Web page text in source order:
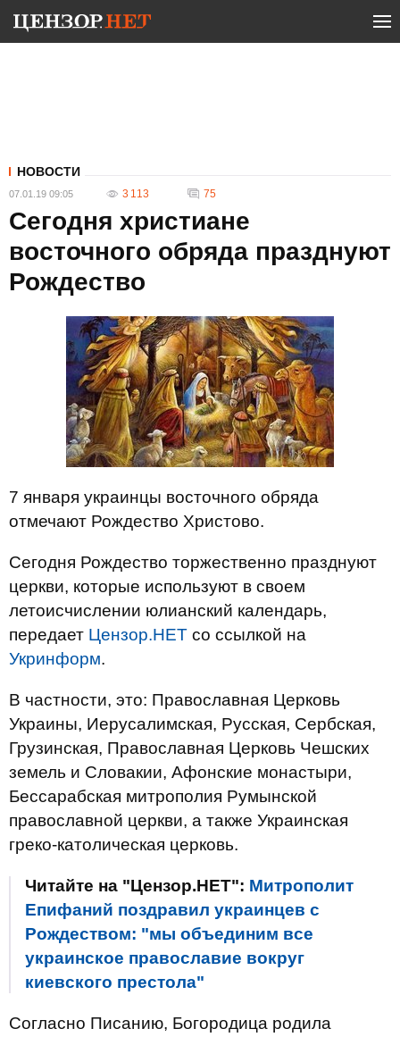
НОВОСТИ
07.01.19 09:05 3 113 75
Сегодня христиане
восточного обряда празднуют
Рождество
7 января украинцы восточного обряда
отмечают Рождество Христово.
Сегодня Рождество торжественно празднуют
церкви, которые используют в своем
летоисчислении юлианский календарь,
передает Цензор.НЕТ со ссылкой на
Укринформ.
В частности, это: Православная Церковь
Украины, Иерусалимская, Русская, Сербская,
Грузинская, Православная Церковь Чешских
земель и Словакии, Афонские монастыри,
Бессарабская митрополия Румынской
православной церкви, а также Украинская
греко-католическая церковь.
Читайте на "Цензор.НЕТ": Митрополит
Епифаний поздравил украинцев с
Рождеством: "мы объединим все
украинское православие вокруг
киевского престола"
Согласно Писанию, Богородица родила